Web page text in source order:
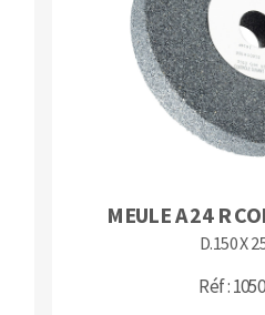
MEULE A 24 R
D.150 X
Réf :